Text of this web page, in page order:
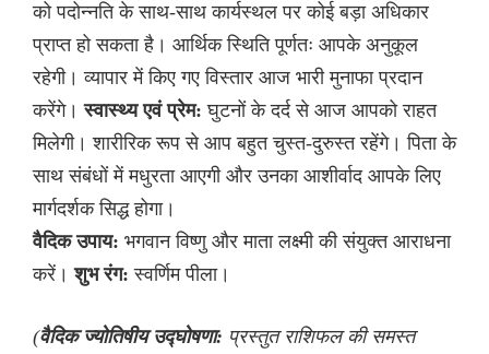
को पदोन्नति के साथ-साथ कार्यस्थल पर कोई बड़ा अधिकार
प्राप्त हो सकता है। आर्थिक स्थिति पूर्णतः आपके अनुकूल
रहेगी। व्यापार में किए गए विस्तार आज भारी मुनाफा प्रदान
करेंगे।स्वास्थ्य एवं प्रेम: घुटनों के दर्द से आज आपको राहत
मिलेगी। शारीरिक रूप से आप बहुत चुस्त-दुरुस्त रहेंगे। पिता के
साथ संबंधों में मधुरता आएगी और उनका आशीर्वाद आपके लिए
मार्गदर्शक सिद्ध होगा।
वैदिक उपाय: भगवान विष्णु और माता लक्ष्मी की संयुक्त आराधना
करें।शुभ रंग: स्वर्णिम पीला।
(वैदिक ज्योतिषीय उद्घोषणा: प्रस्तुत राशिफल की समस्त